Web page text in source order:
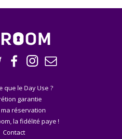
que le Day Use ?
garantie
réservation
la fidélité paye !
Contact